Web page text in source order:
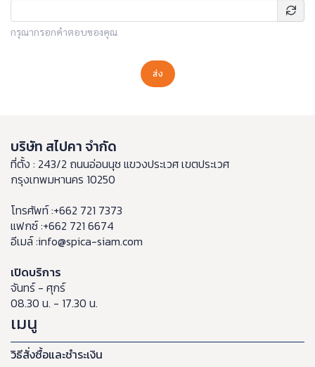
กรุณากรอกคำตอบของคุณ
ส่ง
บริษัท สไปคา จำกัด
ที่ตั้ง : 243/2 ถนนอ่อนนุช แขวงประเวศ เขตประเวศ
กรุงเทพมหานคร 10250
โทรศัพท์ :+662 721 7373
แฟกซ์ :+662 721 6674
อีเมล์ :info@spica-siam.com
เปิดบริการ
จันทร์ - ศุกร์
08.30 น. - 17.30 น.
เมนู
วิธีสั่งซื้อและชำระเงิน